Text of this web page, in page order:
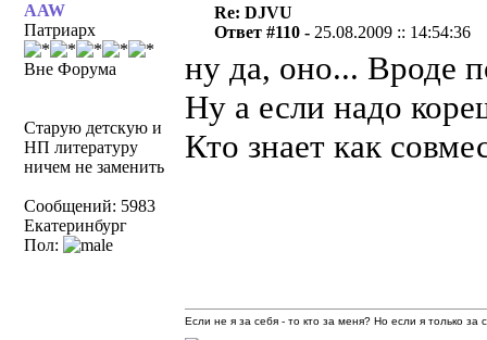
AAW
Патриарх
Вне Форума
Старую детскую и
НП литературу
ничем не заменить
Сообщений: 5983
Екатеринбург
Пол:
Re: DJVU
Ответ #110 - 25.08.2009 :: 14:54:36
ну да, оно... Вроде
Ну а если надо
Кто знает как
Если не я за себя - то кто за меня? Но если я только